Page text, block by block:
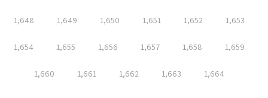
1,648 1,649 1,650 1,651 1,652 1,653
1,654 1,655 1,656 1,657 1,658 1,659
1,660 1,661 1,662 1,663 1,664